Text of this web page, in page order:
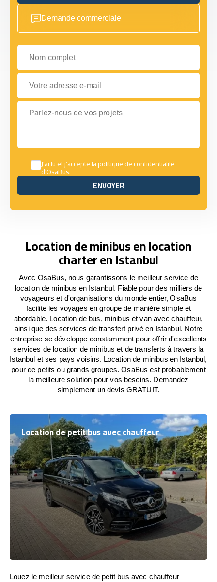
Demande commerciale
Nom complet
Votre adresse e-mail
Parlez-nous de vos projets
J’ai lu et j’accepte lapolitique de confidentialité
d’OsaBus.
ENVOYER
ENVOYER
Location de minibus en location
charter en Istanbul
Avec OsaBus, nous garantissons le meilleur service de
location de minibus en Istanbul. Fiable pour des milliers de
voyageurs et d'organisations du monde entier, OsaBus
facilite les voyages en groupe de manière simple et
abordable. Location de bus, minibus et van avec chauffeur,
ainsi que des services de transfert privé en Istanbul. Notre
entreprise se développe constamment pour offrir d'excellents
services de location de minibus et de transferts à travers la
Istanbul et ses pays voisins. Location de minibus en Istanbul,
pour de petits ou grands groupes. OsaBus est probablement
la meilleure solution pour vos besoins. Demandez
simplement un devis GRATUIT.
Location de petit bus avec chauffeur
Louez le meilleur service de petit bus avec chauffeur